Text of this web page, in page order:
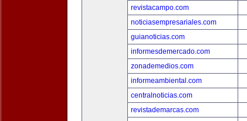
revistacampo.com
noticiasempresariales.com
guianoticias.com
informesdemercado.com
zonademedios.com
informeambiental.com
centralnoticias.com
revistademarcas.com